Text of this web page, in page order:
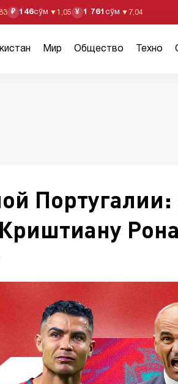
₽ 146сўм ▼1,05 ¥ 1 761 сўм ▼ 7,04
Мир Общество Техно